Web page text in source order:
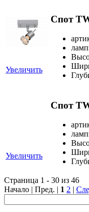
Увеличить
Спот
Увеличить
Спот
Страница 1 - 30 из 46
Начало | Пред. | 1 2 |